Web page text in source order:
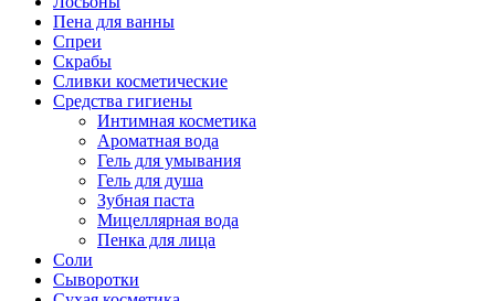
Пена для ванны
Спреи
Скрабы
Сливки косметические
Средства гигиены
Интимная косметика
Ароматная вода
Гель для умывания
Гель для душа
Зубная паста
Мицеллярная вода
Пенка для лица
Соли
Сыворотки